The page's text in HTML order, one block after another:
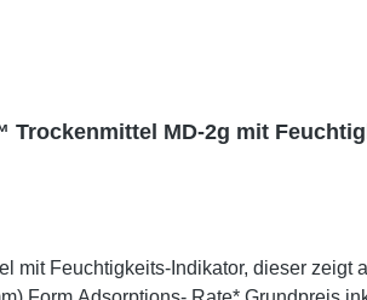
Trockenmittel MD-2g mit
Feuchtigkeits-Indikator, dieser zeigt an, wann das